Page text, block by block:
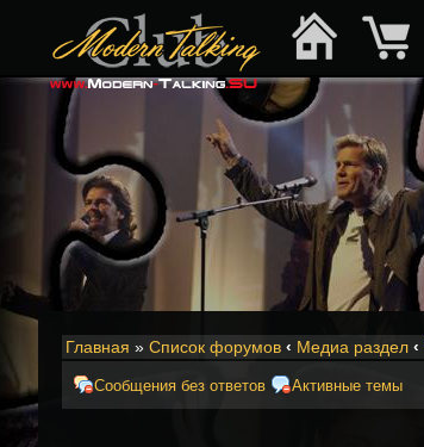
Главная » Список форумов ‹ Медиа раздел ‹
Сообщения без ответов Активные темы